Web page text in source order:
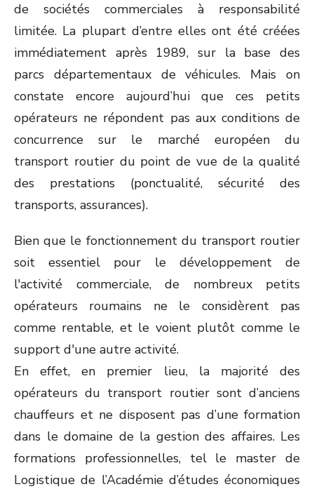
de sociétés commerciales à responsabilité
limitée. La plupart d’entre elles ont été créées
immédiatement après 1989, sur la base des
parcs départementaux de véhicules. Mais on
constate encore aujourd’hui que ces petits
opérateurs ne répondent pas aux conditions de
concurrence sur le marché européen du
transport routier du point de vue de la qualité
des prestations (ponctualité, sécurité des
transports, assurances).
Bien que le fonctionnement du transport routier
soit essentiel pour le développement de
l'activité commerciale, de nombreux petits
opérateurs roumains ne le considèrent pas
comme rentable, et le voient plutôt comme le
support d'une autre activité.
En effet, en premier lieu, la majorité des
opérateurs du transport routier sont d’anciens
chauffeurs et ne disposent pas d’une formation
dans le domaine de la gestion des affaires. Les
formations professionnelles, tel le master de
Logistique de l’Académie d’études économiques